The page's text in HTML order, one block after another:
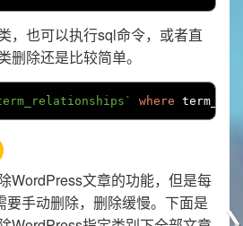
，也可以执行sql命令，或者直
删除还是比较简单。
where
WordPress文章的功能，但是每
要手动删除，删除缓慢。下面是